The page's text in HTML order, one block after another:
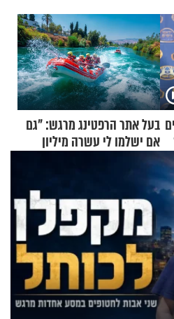
בעל אתר הרפטינג מרגש: "גם
אם ישלמו לי עשרה מיליון
שקלים - לא אפתח בשבת"